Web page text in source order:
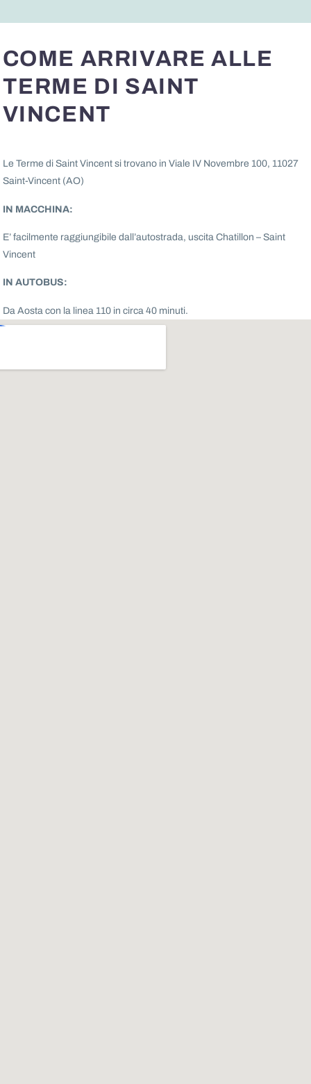
COME ARRIVARE ALLE
TERME DI SAINT
VINCENT
Le Terme di Saint Vincent si trovano in Viale IV Novembre 100, 11027
Saint-Vincent (AO)
IN MACCHINA:
E’ facilmente raggiungibile dall’autostrada, uscita Chatillon – Saint
Vincent
IN AUTOBUS:
Da Aosta con la linea 110 in circa 40 minuti.